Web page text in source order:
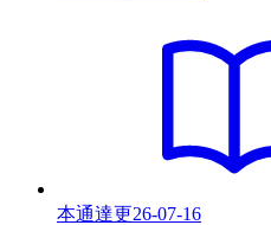
本通達更26-07-16